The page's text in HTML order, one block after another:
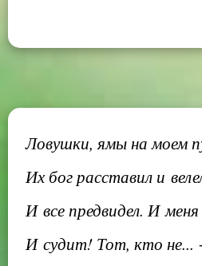
Ловушки, ямы на моем
Их бог расставил и
И все предвидел. И
И судит! Тот, кто